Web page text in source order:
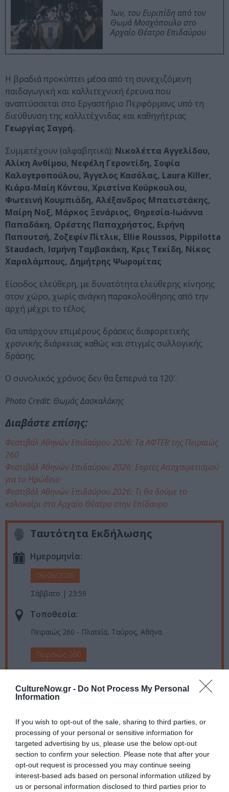
CultureNow.gr - Do Not Process My Personal
Information
If you wish to opt-out of the sale, sharing to third parties, or
processing of your personal or sensitive information for
targeted advertising by us, please use the below opt-out
section to confirm your selection. Please note that after your
opt-out request is processed you may continue seeing
interest-based ads based on personal information utilized by
us or personal information disclosed to third parties prior to
Ίων, του Ευριπίδη από τον
Θωμά Μοσχόπουλο στο
Αρχαίο Θέατρο Επιδαύρου
Η βραδιά προκύπτει μέσα από τη συνεχιζόμενη
παιδαγωγική και καλλιτεχνική έρευνα που
αναπτύσσεται στο Εργαστήριο Περφόρμανς υπό τη
διεύθυνση της καλλιτέχνιδας και καθηγήτριας
Γεωργίας Σαγρή.
Συμμετέχουν (αλφαβητικά): Νικολέττα Αγγελίδου,
Αλίκη Ανθίμου, Νεφέλη Γεροντίδη, Σοφία
Καλογεροπούλου, Άγγελος Κασόλας, Laura Killer,
Κιάρα-Μαίη Κόντου, Χριστίνα Κούρκουλου,
Φωτεινή Κουμπιάδη, Αλέξανδρος Μπατιστάκης,
Μαίρη Νοξ, Μάρκος Ξενάριος, Θηρεσία-Ιωάννα
Παπαδάκη, Ορέστης Παπαχρήστος, Ειρήνη
Παπουτσή, Ζοζεφίν Πίτλικ, Ellie Roussos, Pippilotta
Staudach, Ισμήνη Ταμβακάκη, Κρις Τεκίδη, Νίκος
Χαραλάμπους, Δημήτρης Ψωρομίτας
Είσοδος ελεύθερη, με δυνατότητα ελεύθερης κίνησης
στον χώρο, χωρίς ανάγκη παρακολούθησης από την
αρχή μέχρι το τέλος.
Θα υπάρχουν επιμέρους δράσεις διαφορετικής
χρονικής διάρκειας καθώς και στιγμές συλλογικής
δράσης.
Ο συνολικός χρόνος δεν θα ξεπερνά τα 120′.
Photo Credit: Θωμάς Δασκαλάκης
Διαβάστε επίσης:
Φεστιβάλ Αθηνών Επιδαύρου 2026: Τα AΦTER της Πειραιώς
260
Φεστιβάλ Αθηνών Επιδαύρου 2026: Εορτές Αποχαιρετισμού
για το Ηρώδειο
Φεστιβάλ Αθηνών Επιδαύρου 2026: Τι θα δούμε το
καλοκαίρι στο Αρχαίο Θέατρο στην Επίδαυρο
Ταυτότητα Εκδήλωσης
Ημερομηνία:
06/06/2026
Σάββατο | 23:59
Τοποθεσία:
Πειραιώς 260 - Πλατεία, Ταύρος, Αθήνα
Πειραιώς 260
Είσοδος ελεύθερη
Πληροφορίες / Κρατήσεις:
aefestival.gr
Ακολουθήστε το Culturenow.gr στοGoogle News
μάθετε πρώτοι όλες τις ειδήσεις